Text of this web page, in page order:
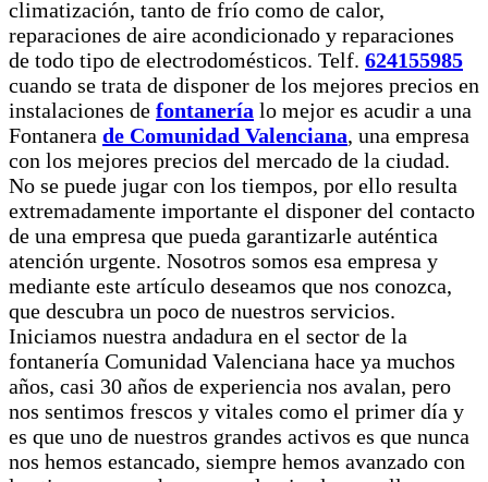
climatización, tanto de frío como de calor,
reparaciones de aire acondicionado y reparaciones
de todo tipo de electrodomésticos. Telf. 624155985
cuando se trata de disponer de los mejores precios en
instalaciones de fontanería lo mejor es acudir a una
Fontanera de Comunidad Valenciana, una empresa
con los mejores precios del mercado de la ciudad.
No se puede jugar con los tiempos, por ello resulta
extremadamente importante el disponer del contacto
de una empresa que pueda garantizarle auténtica
atención urgente. Nosotros somos esa empresa y
mediante este artículo deseamos que nos conozca,
que descubra un poco de nuestros servicios.
Iniciamos nuestra andadura en el sector de la
fontanería Comunidad Valenciana hace ya muchos
años, casi 30 años de experiencia nos avalan, pero
nos sentimos frescos y vitales como el primer día y
es que uno de nuestros grandes activos es que nunca
nos hemos estancado, siempre hemos avanzado con